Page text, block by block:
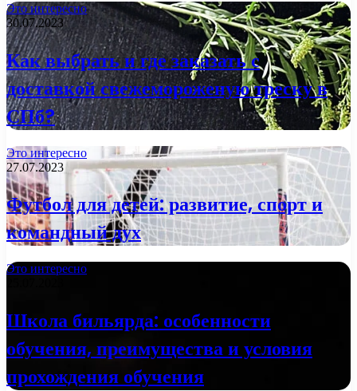
Это интересно
30.07.2023
Как выбрать и где заказать с
доставкой свежемороженую треску в
СПб?
Это интересно
27.07.2023
Футбол для детей: развитие, спорт и
командный дух
Это интересно
Школа бильярда: особенности
обучения, преимущества и условия
прохождения обучения